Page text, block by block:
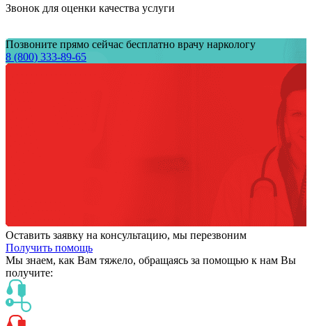
Звонок для оценки качества услуги
Позвоните прямо сейчас бесплатно врачу наркологу
8 (800) 333-89-65
Оставить заявку на консультацию, мы перезвоним
Получить помощь
Мы знаем, как Вам тяжело, обращаясь за помощью к нам Вы
получите: